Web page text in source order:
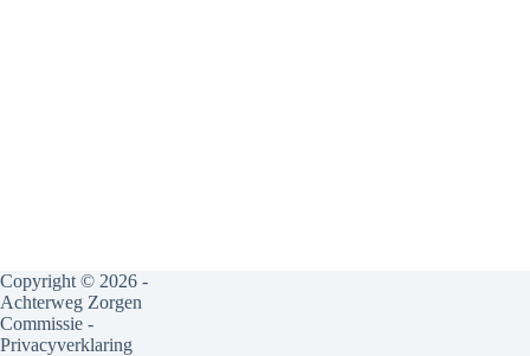
Copyright © 2026 -
Achterweg Zorgen
Commissie -
Privacyverklaring